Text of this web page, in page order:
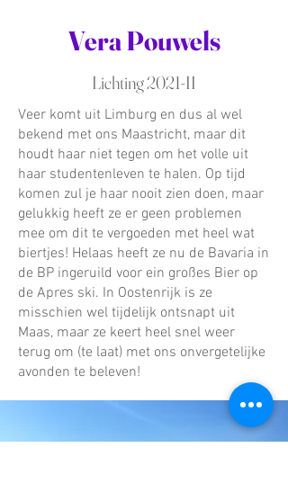
Vera Pouwels
Lichting 2021-II
Veer komt uit Limburg en dus al wel
bekend met ons Maastricht, maar dit
houdt haar niet tegen om het volle uit
haar studentenleven te halen. Op tijd
komen zul je haar nooit zien doen, maar
gelukkig heeft ze er geen problemen
mee om dit te vergoeden met heel wat
biertjes! Helaas heeft ze nu de Bavaria in
de BP ingeruild voor ein großes Bier op
de Apres ski. In Oostenrijk is ze
misschien wel tijdelijk ontsnapt uit
Maas, maar ze keert heel snel weer
terug om (te laat) met ons onvergetelijke
avonden te beleven!